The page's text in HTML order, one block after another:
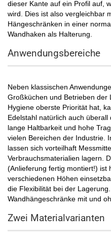
dieser Kante auf ein Profil auf,
wird. Dies ist also vergleichbar
Hängeschränken in einer
Wandhaken als Halterung.
Anwendungsbereiche
Neben klassischen
Großküchen und Betrieben der
Hygiene oberste Priorität hat,
Edelstahl natürlich auch überall
lange Haltbarkeit und hohe
vielen Bereichen der Industrie.
lassen sich vorteilhaft
Verbrauchsmaterialien lagern.
(Anlieferung fertig montiert!) ist
verschiedenen Höhen
die Flexibilität bei der
Wandhängeschränke mit und
Zwei Materialvarianten